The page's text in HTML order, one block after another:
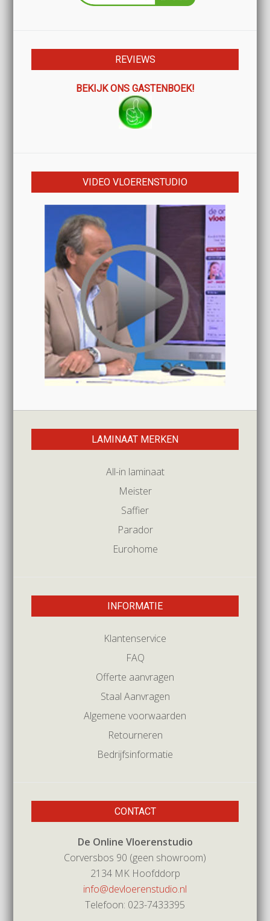
REVIEWS
BEKIJK ONS GASTENBOEK!
VIDEO VLOERENSTUDIO
LAMINAAT MERKEN
All-in laminaat
Meister
Saffier
Parador
Eurohome
INFORMATIE
Klantenservice
FAQ
Offerte aanvragen
Staal Aanvragen
Algemene voorwaarden
Retourneren
Bedrijfsinformatie
CONTACT
De Online Vloerenstudio
Corversbos 90 (geen showroom)
2134 MK Hoofddorp
info@devloerenstudio.nl
Telefoon: 023-7433395